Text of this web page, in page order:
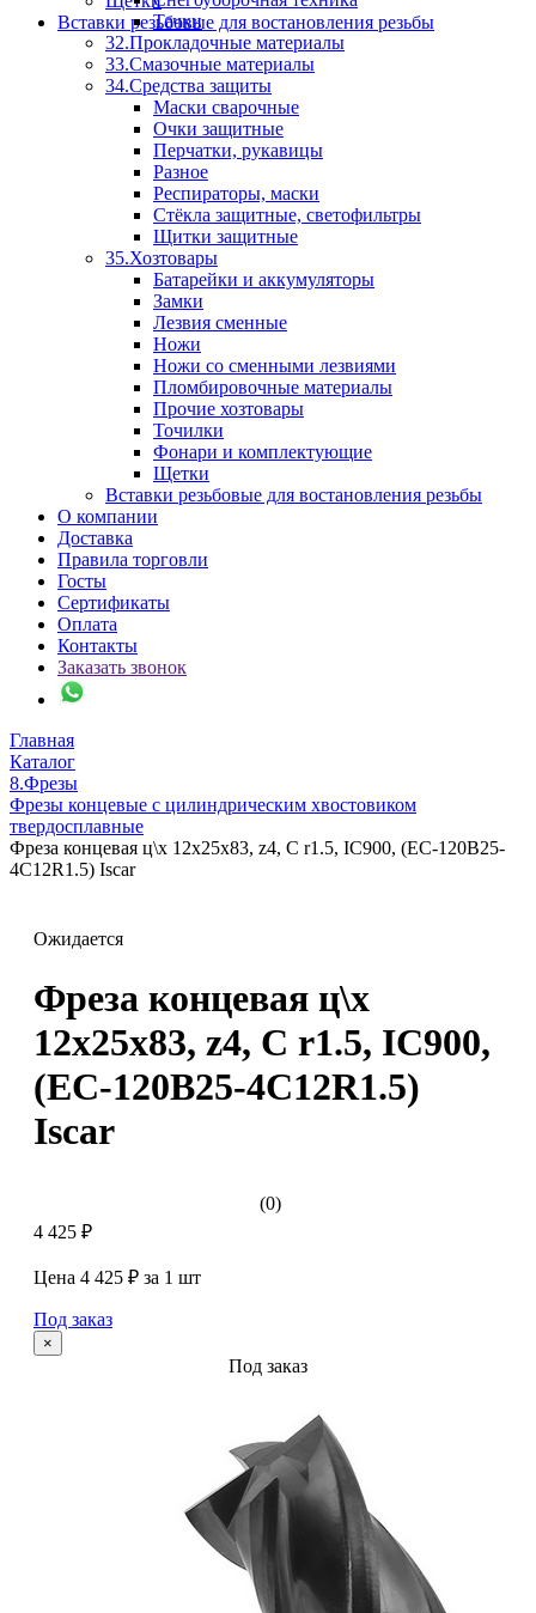
Вставки резьбовые для востановления резьбы
Тачки
32.Прокладочные материалы
33.Смазочные материалы
34.Средства защиты
Маски сварочные
Очки защитные
Перчатки, рукавицы
Разное
Респираторы, маски
Стёкла защитные, светофильтры
Щитки защитные
35.Хозтовары
Батарейки и аккумуляторы
Замки
Лезвия сменные
Ножи
Ножи со сменными лезвиями
Пломбировочные материалы
Прочие хозтовары
Точилки
Фонари и комплектующие
Щетки
Вставки резьбовые для востановления резьбы
О компании
Доставка
Правила торговли
Госты
Сертификаты
Оплата
Контакты
Заказать звонок
Главная
Каталог
8.Фрезы
Фрезы концевые с цилиндрическим хвостовиком
твердосплавные
Фреза концевая ц\х 12х25х83, z4, C r1.5, IC900, (EC-120B25-
4C12R1.5) Iscar
Ожидается
Фреза концевая ц\х
12х25х83, z4, C r1.5, IC900,
(EC-120B25-4C12R1.5)
Iscar
(0)
4 425 ₽
Цена 4 425 ₽ за 1 шт
Под заказ
×
Под заказ